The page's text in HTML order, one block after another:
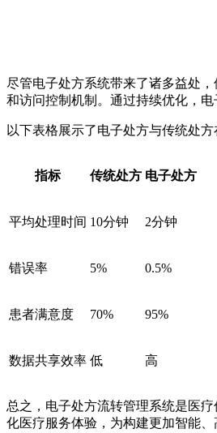
尽管电子处方系统带来了诸多益处
和访问控制机制。通过持续优化，
以下表格展示了电子处方与传统处
指标 传统处方 电子处方
平均处理时间 10分钟 2分钟
错误率 5% 0.5%
患者满意度 70% 95%
数据共享效率 低 高
总之，电子处方流转管理系统是医
化医疗服务体验，为构建更加智能